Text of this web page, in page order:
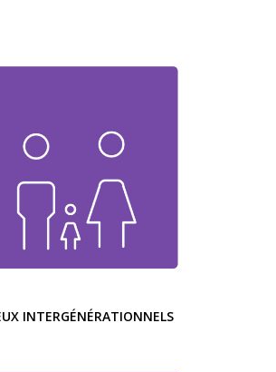
INTERGÉNÉRATIONNELS